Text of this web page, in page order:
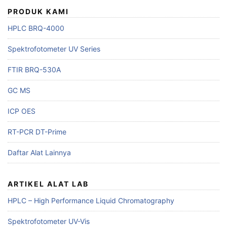
PRODUK KAMI
HPLC BRQ-4000
Spektrofotometer UV Series
FTIR BRQ-530A
GC MS
ICP OES
RT-PCR DT-Prime
Daftar Alat Lainnya
ARTIKEL ALAT LAB
HPLC – High Performance Liquid Chromatography
Spektrofotometer UV-Vis